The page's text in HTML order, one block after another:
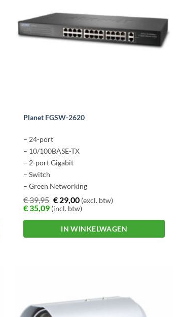
Planet FGSW-2620
– 24-port
– 10/100BASE-TX
– 2-port Gigabit
– Switch
– Green Networking
€39,95 € 29,00 (excl. btw)
€35,09 (incl. btw)
IN WINKELWAGEN